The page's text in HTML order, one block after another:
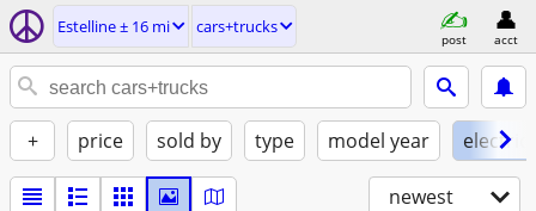
Estelline ± 16 mi cars+trucks
post acct
+ price sold by type model year electric
newest